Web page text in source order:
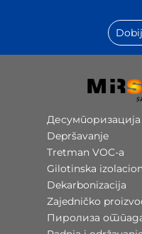
Depršavanje
Tretman VOC-a
Gilotinska
Dekarbonizacija
Zajedničko
Пиролиза